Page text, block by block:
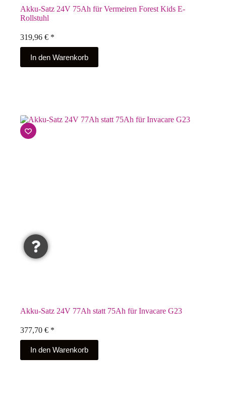
Akku-Satz 24V 75Ah für Vermeiren Forest Kids E-
Rollstuhl
319,96 € *
In den Warenkorb
Akku-Satz 24V 77Ah statt 75Ah für Invacare G23
377,70 € *
In den Warenkorb